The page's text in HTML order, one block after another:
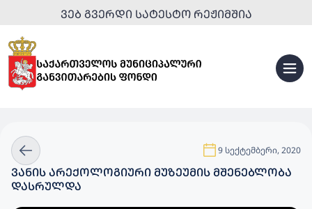
ᲕᲔᲑ ᲒᲕᲔᲠᲓᲘ ᲡᲐᲢᲔᲡᲢᲝ ᲠᲔᲟᲘᲛᲨᲘᲐ
9 სექტემბერი, 2020
ᲕᲐᲜᲘᲡ ᲐᲠᲔᲥᲝᲚᲝᲒᲘᲣᲠᲘ ᲛᲣᲖᲔᲣᲛᲘᲡ ᲛᲨᲔᲜᲔᲑᲚᲝᲑᲐ
ᲓᲐᲡᲠᲣᲚᲓᲐ